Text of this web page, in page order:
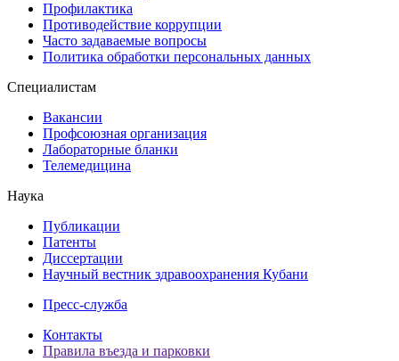
Профилактика
Противодействие коррупции
Часто задаваемые вопросы
Политика обработки персональных данных
Специалистам
Вакансии
Профсоюзная организация
Лабораторные бланки
Телемедицина
Наука
Публикации
Патенты
Диссертации
Научный вестник здравоохранения Кубани
Пресс-служба
Контакты
Правила въезда и парковки